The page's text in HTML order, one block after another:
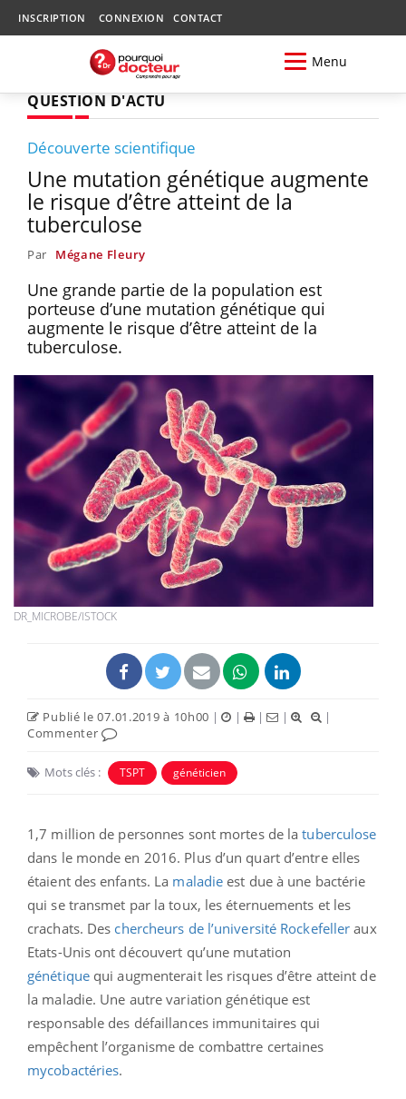
INSCRIPTION CONNEXION CONTACT
Menu
QUESTION D'ACTU
Découverte scientifique
Une mutation génétique augmente
le risque d’être atteint de la
tuberculose
Par Mégane Fleury
Une grande partie de la population est
porteuse d’une mutation génétique qui
augmente le risque d’être atteint de la
tuberculose.
DR_MICROBE/ISTOCK
Publié le 07.01.2019 à 10h00 | | | |
|
Commenter
Mots clés : TSPT généticien
1,7 million de personnes sont mortes de latuberculose
dans le monde en 2016. Plus d’un quart d’entre elles
étaient des enfants. La maladie est due à une bactérie
qui se transmet par la toux, les éternuements et les
crachats. Des chercheurs de l’université Rockefeller aux
Etats-Unis ont découvert qu’une mutation
génétiquequi augmenterait les risques d’être atteint de
la maladie. Une autre variation génétique est
responsable des défaillances immunitaires qui
empêchent l’organisme de combattre certaines
mycobactéries.